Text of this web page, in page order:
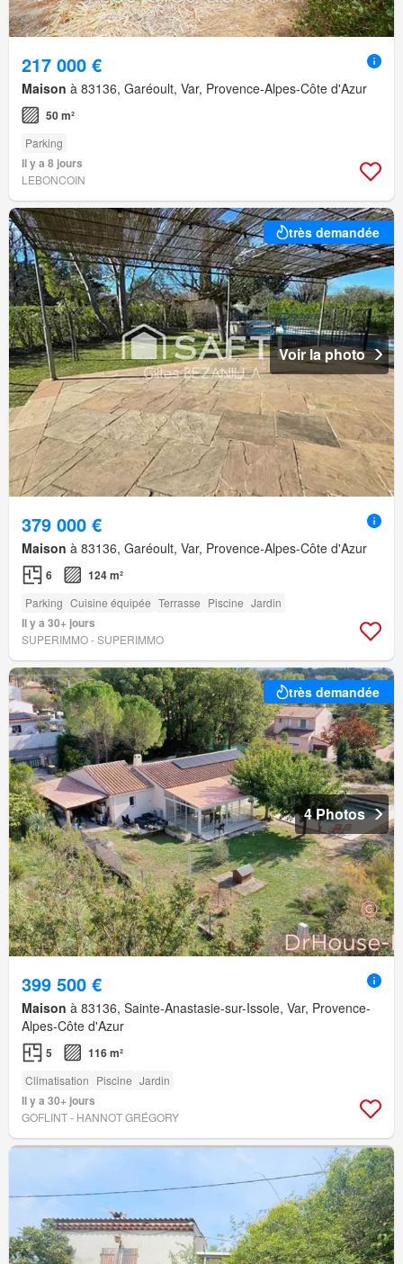
217 000 €
Maison à 83136, Garéoult, Var, Provence-Alpes-Côte d'Azur
50 m²
Parking
Il y a 8 jours
LEBONCOIN
très demandée
Voir la photo
379 000 €
Maison à 83136, Garéoult, Var, Provence-Alpes-Côte d'Azur
6 124 m²
Parking Cuisine équipée Terrasse Piscine Jardin
Il y a 30+ jours
SUPERIMMO - SUPERIMMO
très demandée
4 Photos
399 500 €
Maison à 83136, Sainte-Anastasie-sur-Issole, Var, Provence-
Alpes-Côte d'Azur
5 116 m²
Climatisation Piscine Jardin
Il y a 30+ jours
GOFLINT - HANNOT GRÉGORY